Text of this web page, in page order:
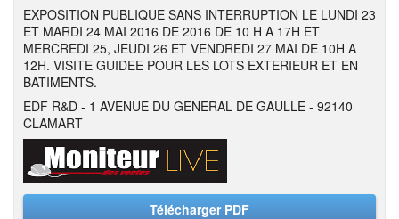
EXPOSITION PUBLIQUE SANS INTERRUPTION LE LUNDI 23
ET MARDI 24 MAI 2016 DE 2016 DE 10 H A 17H ET
MERCREDI 25, JEUDI 26 ET VENDREDI 27 MAI DE 10H A
12H. VISITE GUIDEE POUR LES LOTS EXTERIEUR ET EN
BATIMENTS.
EDF R&D - 1 AVENUE DU GENERAL DE GAULLE - 92140
CLAMART
Télécharger PDF